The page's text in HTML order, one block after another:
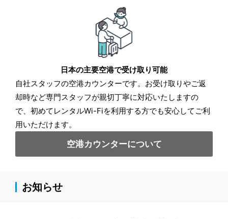
日本の主要空港で受け取り可能
自社スタッフの空港カウンターです。お受け取りやご返
却時など専門スタッフが親切丁寧に対応いたしますの
で、初めてレンタルWi-Fiを利用する方でも安心してご利
用いただけます。
空港カウンターについて
お知らせ